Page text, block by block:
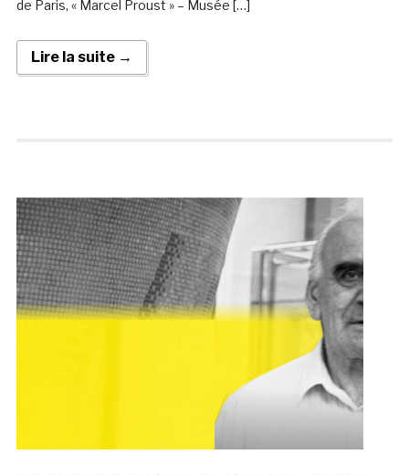
de Paris, « Marcel Proust » – Musée […]
Lire la suite →